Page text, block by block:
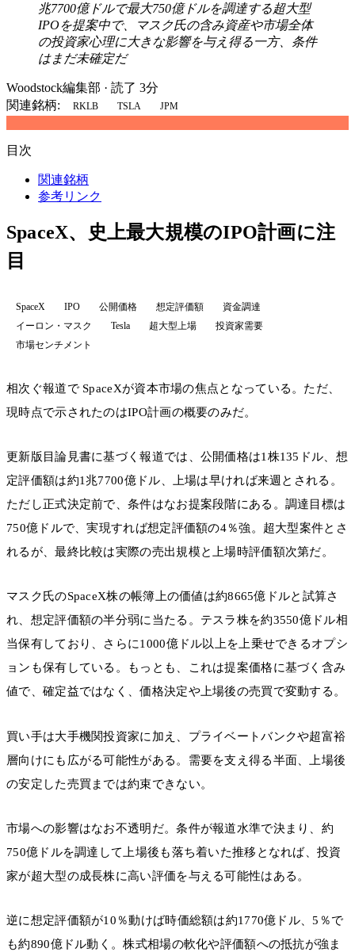
兆7700億ドルで最大750億ドルを調達する超大型
IPOを提案中で、マスク氏の含み資産や市場全体
の投資家心理に大きな影響を与え得る一方、条件
はまだ未確定だ
Woodstock編集部 · 読了 3分
関連銘柄:
RKLB TSLA JPM
目次
関連銘柄
参考リンク
SpaceX、史上最大規模のIPO計画に注
目
SpaceX IPO 公開価格 想定評価額
資金調達
イーロン・マスク
Tesla 超大型上場
投資家需要
市場センチメント
相次ぐ報道で SpaceXが資本市場の焦点となっている。ただ、
現時点で示されたのはIPO計画の概要のみだ。
更新版目論見書に基づく報道では、公開価格は1株135ドル、想
定評価額は約1兆7700億ドル、上場は早ければ来週とされる。
ただし正式決定前で、条件はなお提案段階にある。調達目標は
750億ドルで、実現すれば想定評価額の4％強。超大型案件とさ
れるが、最終比較は実際の売出規模と上場時評価額次第だ。
マスク氏のSpaceX株の帳簿上の価値は約8665億ドルと試算さ
れ、想定評価額の半分弱に当たる。テスラ株を約3550億ドル相
当保有しており、さらに1000億ドル以上を上乗せできるオプシ
ョンも保有している。もっとも、これは提案価格に基づく含み
値で、確定益ではなく、価格決定や上場後の売買で変動する。
買い手は大手機関投資家に加え、プライベートバンクや超富裕
層向けにも広がる可能性がある。需要を支え得る半面、上場後
の安定した売買までは約束できない。
市場への影響はなお不透明だ。条件が報道水準で決まり、約
750億ドルを調達して上場後も落ち着いた推移となれば、投資
家が超大型の成長株に高い評価を与える可能性はある。
逆に想定評価額が10％動けば時価総額は約1770億ドル、5％で
も約890億ドル動く。株式相場の軟化や評価額への抵抗が強ま